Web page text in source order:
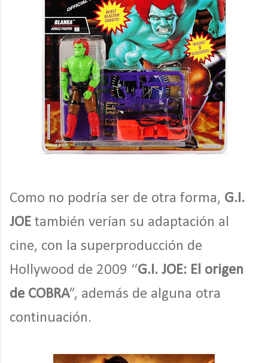
Como no podría ser de otra forma, G.I.
JOE también verían su adaptación al
cine, con la superproducción de
Hollywood de 2009 “G.I. JOE: El origen
de COBRA”, además de alguna otra
continuación.